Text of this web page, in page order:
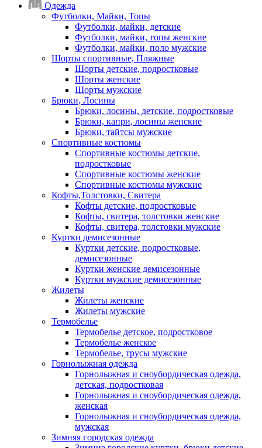
Одежда
Футболки, Майки, Топы
Футболки, майки, детские
Футболки, майки, топы женские
Футболки, майки, поло мужские
Шорты спортивные, Пляжные
Шорты детские, подростковые
Шорты женские
Шорты мужские
Брюки, Лосины
Брюки, лосины, детские, подростковые
Брюки, капри, лосины женские
Брюки, тайтсы мужские
Спортивные костюмы
Спортивные костюмы детские,
подростковые
Спортивные костюмы женские
Спортивные костюмы мужские
Кофты,Толстовки, Свитера
Кофты детские, подростковые
Кофты, свитера, толстовки женские
Кофты, свитера, толстовки мужские
Куртки демисезонные
Куртки детские, подростковые,
демисезонные
Куртки женские демисезонные
Куртки мужские демисезонные
Жилеты
Жилеты женские
Жилеты мужские
Термобелье
Термобелье детское, подростковое
Термобелье женское
Термобелье, трусы мужские
Горнолыжная одежда
Горнолыжная и сноубордическая одежда,
детская, подростковая
Горнолыжная и сноубордическая одежда,
женская
Горнолыжная и сноубордическая одежда,
мужская
Зимняя городская одежда